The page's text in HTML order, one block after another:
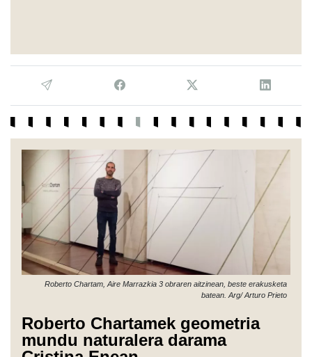
Roberto Chartam, Aire Marrazkia 3 obraren aitzinean, beste erakusketa
batean. Arg/ Arturo Prieto
Roberto Chartamek geometria
mundu naturalera darama